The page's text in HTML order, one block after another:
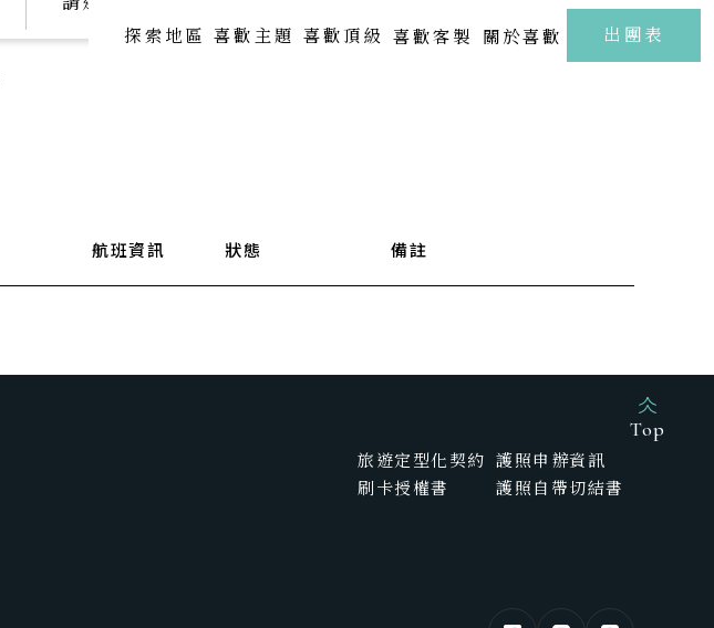
探索地區
喜歡日本
中部 | 北陸・新潟・長野
東部 | 花蓮 · 台東
喜歡主題
喜歡主題
新春海街漫旅．古都鎌倉江之浦5日
SAGA
喜歡頂級
喜歡頂級
樂聲飛揚駿河灣．靜岡溫泉雅宿6日
HOKKAIDO
喜歡客製 關於喜歡 出團表
航班資訊 狀態 備註
旅遊定型化契約 護照申辦資訊
刷卡授權書
護照自帶切結書
Top